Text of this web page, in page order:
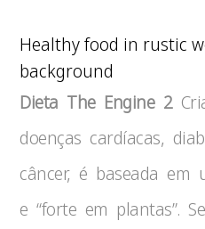
Healthy food in rustic
background
Dieta The Engine 2
doenças cardíacas,
câncer, é baseada em
e “forte em plantas”.